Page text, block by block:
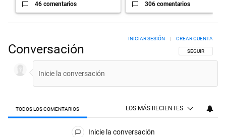
46 comentarios 306 comentarios
Conversación SIGA ESTA
SEGUIR
INICIAR SESIÓN CREAR CUENTA
TODOS LOS COMENTARIOS LOS MÁS RECIENTES
Todos los comentarios
Inicie la conversación